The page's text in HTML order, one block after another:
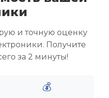
у)
и точную оценку
Получите
за 2 минуты!
💰